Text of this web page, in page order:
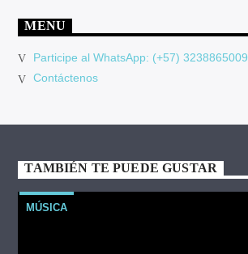
MENU
Participe al WhatsApp: (+57) 3238865009
Contáctenos
TAMBIÉN TE PUEDE GUSTAR
MÚSICA